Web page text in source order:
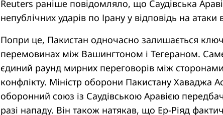
Reuters раніше повідомляло, що Саудівська
непублічних ударів по Ірану у відповідь на атаки
Попри це, Пакистан одночасно залишається
перемовинах між Вашингтоном і Тегераном.
єдиний раунд мирних переговорів між
конфлікту. Міністр оборони Пакистану Хаваджа
оборонний союз із Саудівською Аравією
разі нападу. Він також натякав, що Ер-Ріяд